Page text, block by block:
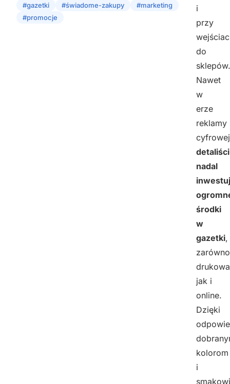
#gazetki #świadome-zakupy
#marketing
#promocje
i
przy
do
sklepów.
Nawet
w
erze
reklamy
cyfrowej
detaliści
nadal
środki
w
gazetki,
zarówno
jak i
online.
Dzięki
kolorom
i